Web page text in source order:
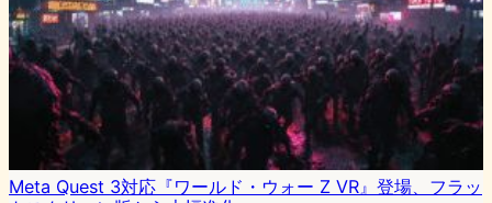
Meta Quest 3対応『ワールド・ウォー Z VR』登場、フラッ